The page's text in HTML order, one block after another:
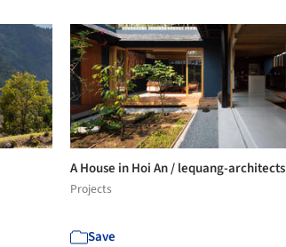
A House in Hoi An / lequang-architects
Projects
Save